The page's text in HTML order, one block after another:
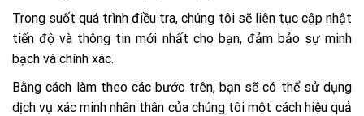
Trong suốt quá trình điều tra, chúng tôi sẽ liên tục cập nhật
tiến độ và thông tin mới nhất cho bạn, đảm bảo sự minh
bạch và chính xác.
Bằng cách làm theo các bước trên, bạn sẽ có thể sử dụng
dịch vụ xác minh nhân thân của chúng tôi một cách hiệu quả